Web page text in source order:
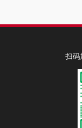
扫码